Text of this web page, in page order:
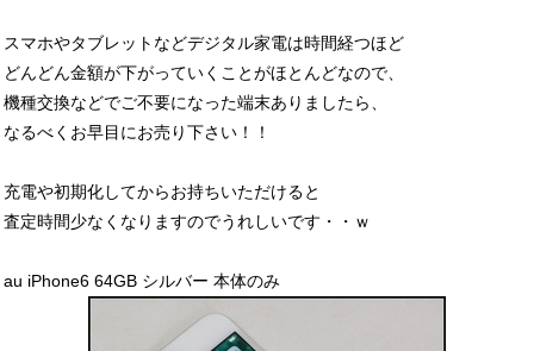
スマホやタブレットなどデジタル家電は時間経つほど
どんどん金額が下がっていくことがほとんどなので、
機種交換などでご不要になった端末ありましたら、
なるべくお早目にお売り下さい！！
充電や初期化してからお持ちいただけると
査定時間少なくなりますのでうれしいです・・ｗ
au iPhone6 64GB シルバー 本体のみ